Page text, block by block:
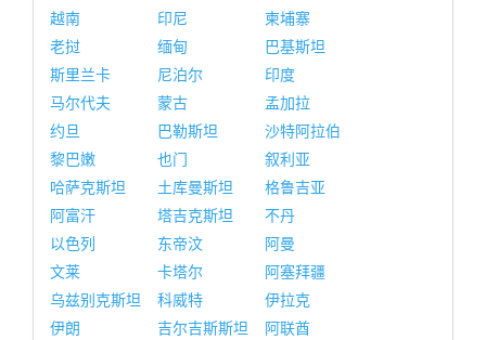
越南
印尼
柬埔寨
老挝
缅甸
巴基斯坦
斯里兰卡
尼泊尔
印度
马尔代夫
蒙古
孟加拉
约旦
巴勒斯坦
沙特阿拉伯
黎巴嫩
也门
叙利亚
哈萨克斯坦
土库曼斯坦
格鲁吉亚
阿富汗
塔吉克斯坦
不丹
以色列
东帝汶
阿曼
文莱
卡塔尔
阿塞拜疆
乌兹别克斯坦
科威特
伊拉克
伊朗
吉尔吉斯斯坦
阿联酋